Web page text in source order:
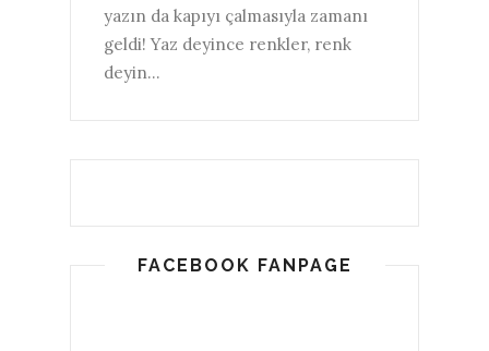
yazın da kapıyı çalmasıyla zamanı
geldi! Yaz deyince renkler, renk
deyin...
FACEBOOK FANPAGE